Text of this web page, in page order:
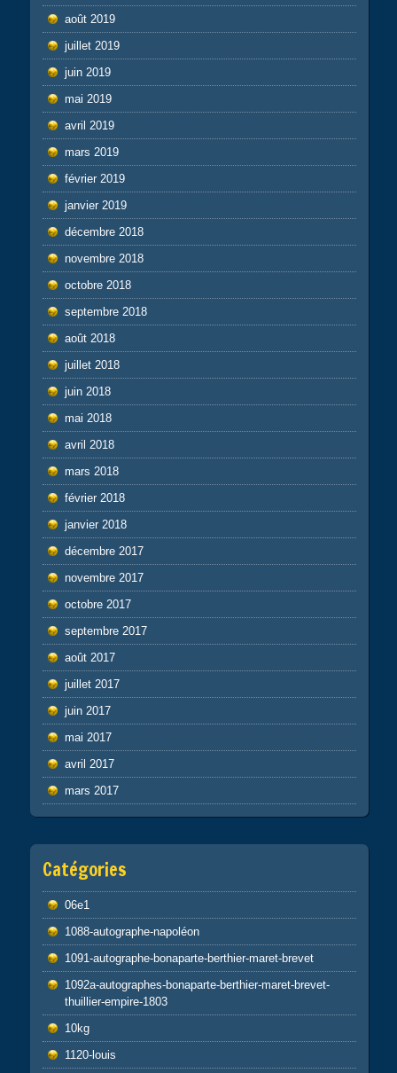
août 2019
juillet 2019
juin 2019
mai 2019
avril 2019
mars 2019
février 2019
janvier 2019
décembre 2018
novembre 2018
octobre 2018
septembre 2018
août 2018
juillet 2018
juin 2018
mai 2018
avril 2018
mars 2018
février 2018
janvier 2018
décembre 2017
novembre 2017
octobre 2017
septembre 2017
août 2017
juillet 2017
juin 2017
mai 2017
avril 2017
mars 2017
Catégories
06e1
1088-autographe-napoléon
1091-autographe-bonaparte-berthier-maret-brevet
1092a-autographes-bonaparte-berthier-maret-brevet-
thuillier-empire-1803
10kg
1120-louis